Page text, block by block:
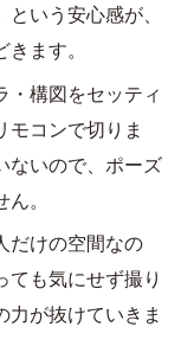
いう安心感が、
ます。
・構図をセッティ
モコンで切りま
ないので、ポーズ
。
だけの空間なの
ても気にせず撮り
力が抜けていきま